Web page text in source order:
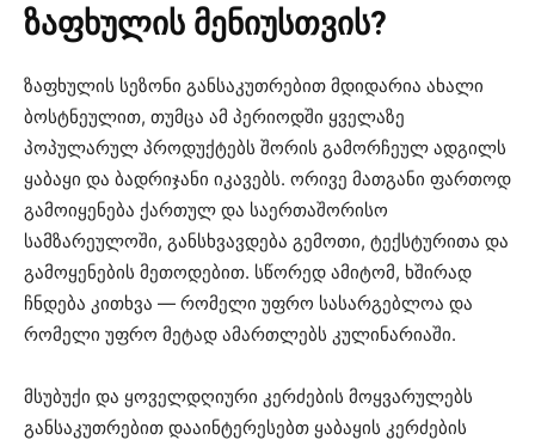
ზაფხულის მენიუსთვის?
ზაფხულის სეზონი განსაკუთრებით მდიდარია ახალი
ბოსტნეულით, თუმცა ამ პერიოდში ყველაზე
პოპულარულ პროდუქტებს შორის გამორჩეულ ადგილს
ყაბაყი და ბადრიჯანი იკავებს. ორივე მათგანი ფართოდ
გამოიყენება ქართულ და საერთაშორისო
სამზარეულოში, განსხვავდება გემოთი, ტექსტურითა და
გამოყენების მეთოდებით. სწორედ ამიტომ, ხშირად
ჩნდება კითხვა — რომელი უფრო სასარგებლოა და
რომელი უფრო მეტად ამართლებს კულინარიაში.
მსუბუქი და ყოველდღიური კერძების მოყვარულებს
განსაკუთრებით დააინტერესებთ ყაბაყის კერძების